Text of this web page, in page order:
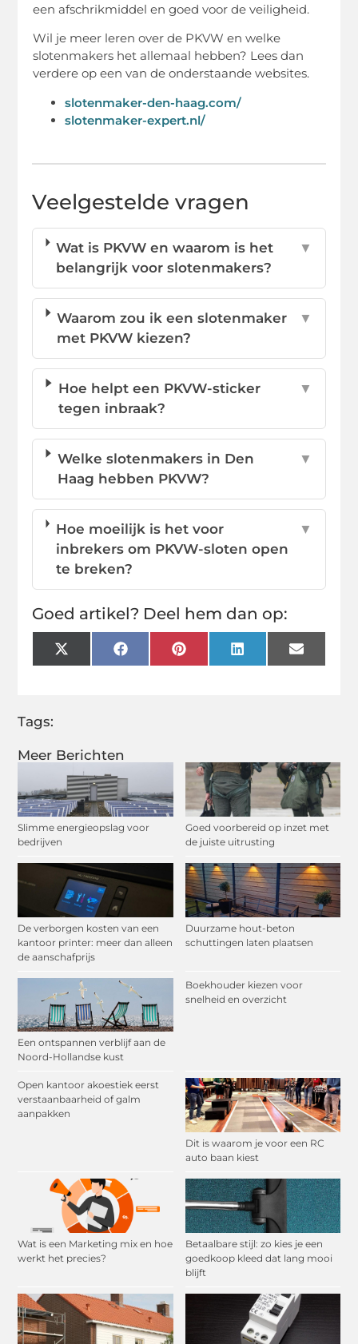
Meer Berichten
Slimme energieopslag voor
bedrijven
Goed voorbereid op inzet met
de juiste uitrusting
De verborgen kosten van een
kantoor printer: meer dan alleen
de aanschafprijs
Duurzame hout-beton
schuttingen laten plaatsen
Een ontspannen verblijf aan de
Noord-Hollandse kust
Boekhouder kiezen voor
snelheid en overzicht
Open kantoor akoestiek eerst
verstaanbaarheid of galm
aanpakken
Dit is waarom je voor een RC
auto baan kiest
Wat is een Marketing mix en hoe
werkt het precies?
Betaalbare stijl: zo kies je een
goedkoop kleed dat lang mooi
blijft
een afschrikmiddel en goed voor de veiligheid.
Wil je meer leren over de PKVW en welke
slotenmakers het allemaal hebben? Lees dan
verdere op een van de onderstaande websites.
slotenmaker-den-haag.com/
slotenmaker-expert.nl/
Veelgestelde vragen
Wat is PKVW en waarom is het
belangrijk voor slotenmakers?
▼
Waarom zou ik een slotenmaker
met PKVW kiezen?
▼
Hoe helpt een PKVW-sticker
tegen inbraak?
▼
Welke slotenmakers in Den
Haag hebben PKVW?
▼
Hoe moeilijk is het voor
inbrekers om PKVW-sloten open
te breken?
▼
Goed artikel? Deel hem dan op:
X
(Twitter)
FacebookPinterestLinkedInEmail
Tags: